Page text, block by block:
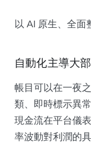
以 AI 原生、全面
自動化主導大
帳目可以在一夜
類、即時標示異
現金流在平台儀
率波動對利潤的具